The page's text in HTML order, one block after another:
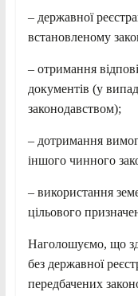
– державної
встановленому
– отримання
документів (у
законодавством);
– дотримання
іншого чинного
– використання
цільового
Наголошуємо, що
без державної
передбачених